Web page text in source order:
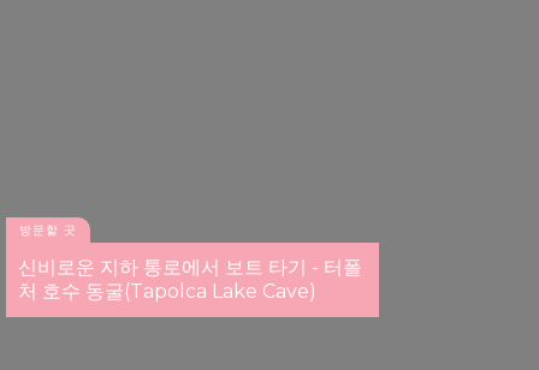
방문할 곳
신비로운 지하 통로에서 보트 타기 - 터폴
처 호수 동굴(Tapolca Lake Cave)